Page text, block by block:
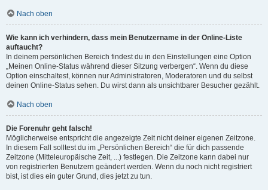
Nach oben
Wie kann ich verhindern, dass mein Benutzername in der Online-Liste
auftaucht?
In deinem persönlichen Bereich findest du in den Einstellungen eine Option
„Meinen Online-Status während dieser Sitzung verbergen“. Wenn du diese
Option einschaltest, können nur Administratoren, Moderatoren und du selbst
deinen Online-Status sehen. Du wirst dann als unsichtbarer Besucher gezählt.
Nach oben
Die Forenuhr geht falsch!
Möglicherweise entspricht die angezeigte Zeit nicht deiner eigenen Zeitzone.
In diesem Fall solltest du im „Persönlichen Bereich“ die für dich passende
Zeitzone (Mitteleuropäische Zeit, ...) festlegen. Die Zeitzone kann dabei nur
von registrierten Benutzern geändert werden. Wenn du noch nicht registriert
bist, ist dies ein guter Grund, dies jetzt zu tun.